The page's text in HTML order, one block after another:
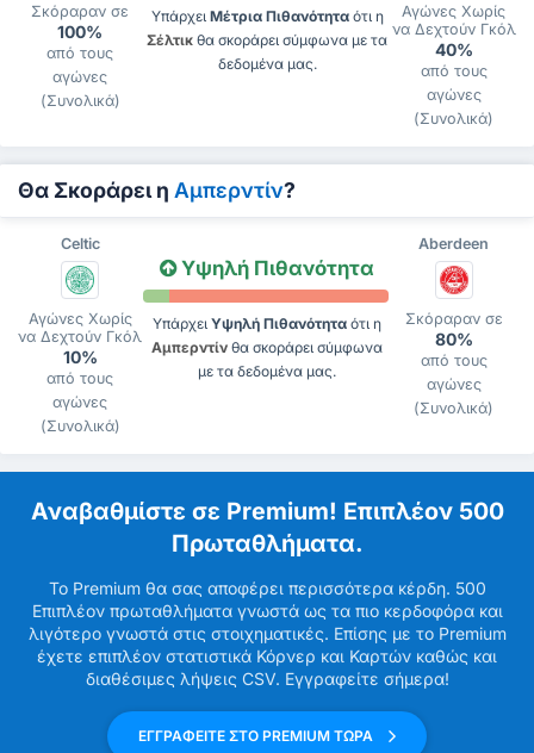
Σκόραραν σε
100%
από τους
αγώνες
(Συνολικά)
Υπάρχει Μέτρια Πιθανότηταότι η
Σέλτικ θα σκοράρει σύμφωνα με τα
δεδομένα μας.
Αγώνες Χωρίς
να Δεχτούν Γκόλ
40%
από τους
αγώνες
(Συνολικά)
Θα Σκοράρει η Αμπερντίν?
Celtic Aberdeen
Αγώνες Χωρίς
να Δεχτούν Γκόλ
10%
από τους
αγώνες
(Συνολικά)
Υψηλή Πιθανότητα
Υπάρχει Υψηλή Πιθανότητα ότι η
Αμπερντίν θα σκοράρει σύμφωνα
με τα δεδομένα μας.
Σκόραραν σε
80%
από τους
αγώνες
(Συνολικά)
Αναβαθμίστε σε Premium! Επιπλέον 500
Πρωταθλήματα.
Το Premium θα σας αποφέρει περισσότερα κέρδη. 500
Επιπλέον πρωταθλήματα γνωστά ως τα πιο κερδοφόρα και
λιγότερο γνωστά στις στοιχηματικές. Επίσης με το Premium
έχετε επιπλέον στατιστικά Κόρνερ και Καρτών καθώς και
διαθέσιμες λήψεις CSV. Εγγραφείτε σήμερα!
ΕΓΓΡΑΦΕΙΤΕ ΣΤΟ PREMIUM ΤΩΡΑ